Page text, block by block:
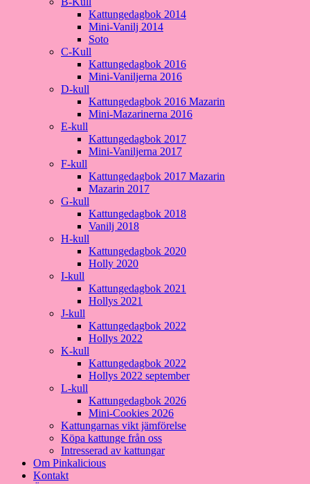
Kattungedagbok 2014
Mini-Vanilj 2014
Soto
C-Kull
Kattungedagbok 2016
Mini-Vaniljerna 2016
D-kull
Kattungedagbok 2016 Mazarin
Mini-Mazarinerna 2016
E-kull
Kattungedagbok 2017
Mini-Vaniljerna 2017
F-kull
Kattungedagbok 2017 Mazarin
Mazarin 2017
G-kull
Kattungedagbok 2018
Vanilj 2018
H-kull
Kattungedagbok 2020
Holly 2020
I-kull
Kattungedagbok 2021
Hollys 2021
J-kull
Kattungedagbok 2022
Hollys 2022
K-kull
Kattungedagbok 2022
Hollys 2022 september
L-kull
Kattungedagbok 2026
Mini-Cookies 2026
Kattungarnas vikt jämförelse
Köpa kattunge från oss
Intresserad av kattungar
Om Pinkalicious
Kontakt